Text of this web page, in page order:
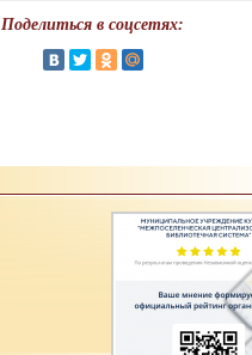
Поделиться в соцсетях: